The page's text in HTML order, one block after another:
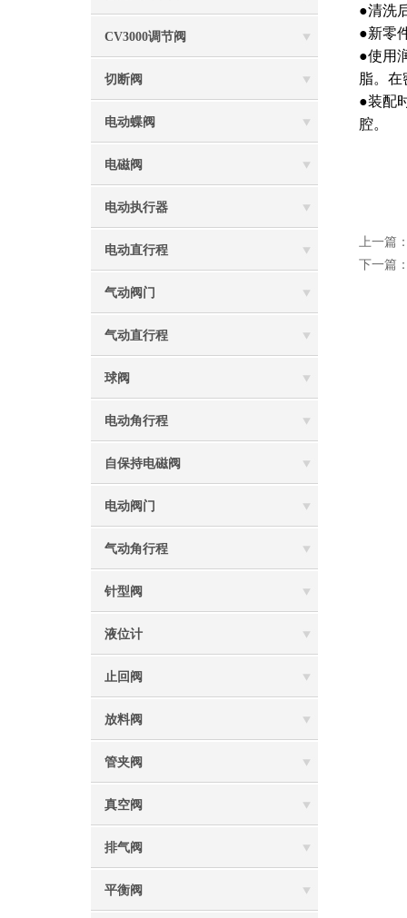
CV3000调节阀
切断阀
电动蝶阀
电磁阀
电动执行器
电动直行程
气动阀门
气动直行程
球阀
电动角行程
自保持电磁阀
电动阀门
气动角行程
针型阀
液位计
止回阀
放料阀
管夹阀
真空阀
排气阀
平衡阀
●清洗
●新零
●使用
脂。
●装配
腔。
上一篇
下一篇